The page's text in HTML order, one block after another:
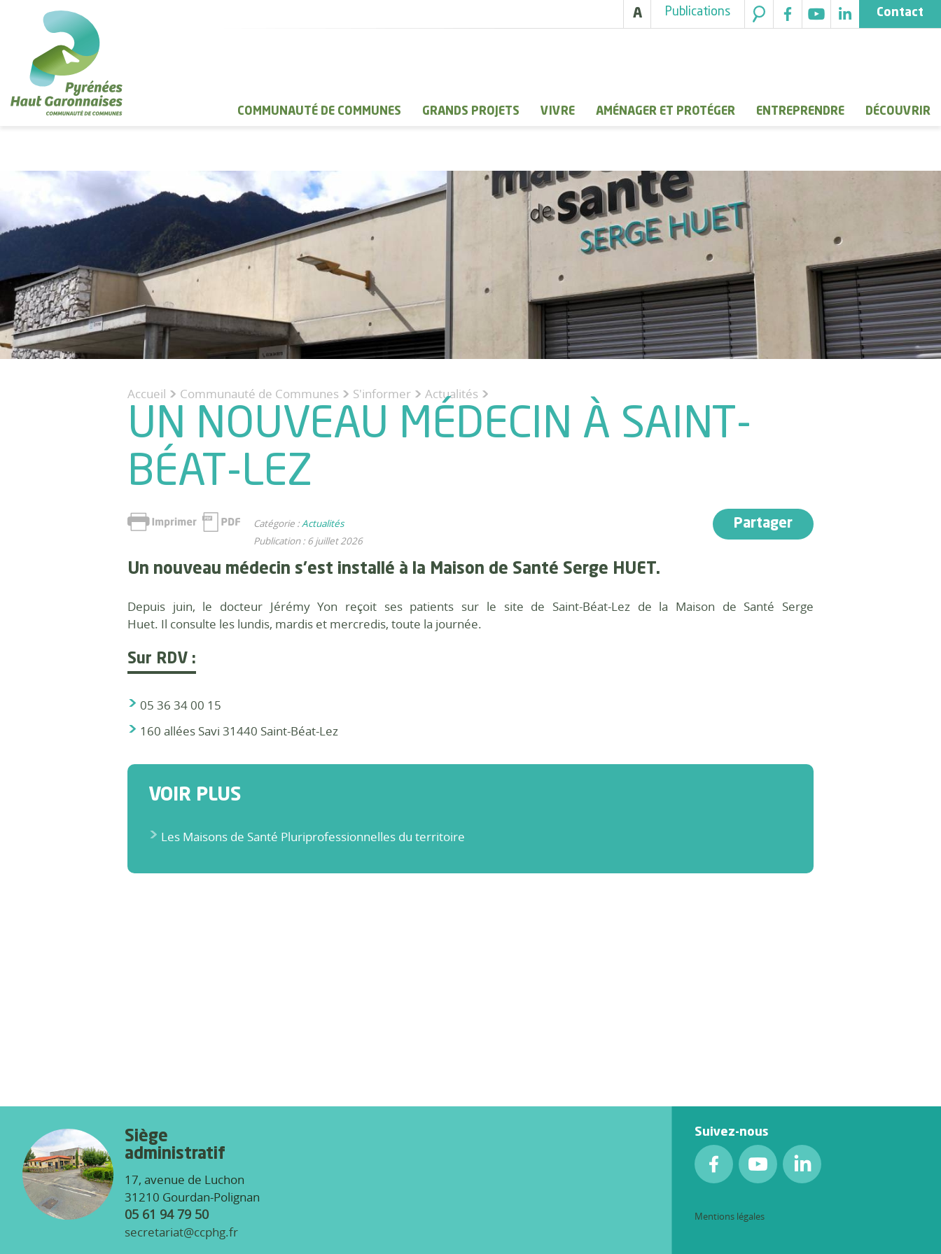
A Publications Contact
COMMUNAUTÉ DE COMMUNES GRANDS PROJETS VIVRE AMÉNAGER ET PROTÉGER ENTREPRENDRE DÉCOUVRIR
Accueil > Communauté de Communes > S'informer > Actualités
UN NOUVEAU MÉDECIN À SAINT-
BÉAT-LEZ
Catégorie :Actualités
Publication : 6 juillet 2026
Partager
Un nouveau médecin s'est installé à la Maison de Santé Serge HUET.
Depuis juin, le docteur Jérémy Yon reçoit ses patients sur le site de Saint-Béat-Lez de la Maison de Santé Serge
Huet. Il consulte les lundis, mardis et mercredis, toute la journée.
Sur RDV :
05 36 34 00 15
160 allées Savi 31440 Saint-Béat-Lez
VOIR PLUS
Les Maisons de Santé Pluriprofessionnelles du territoire
Siège
administratif
17, avenue de Luchon
31210 Gourdan-Polignan
05 61 94 79 50
secretariat@ccphg.fr
Suivez-nous
Mentions légales